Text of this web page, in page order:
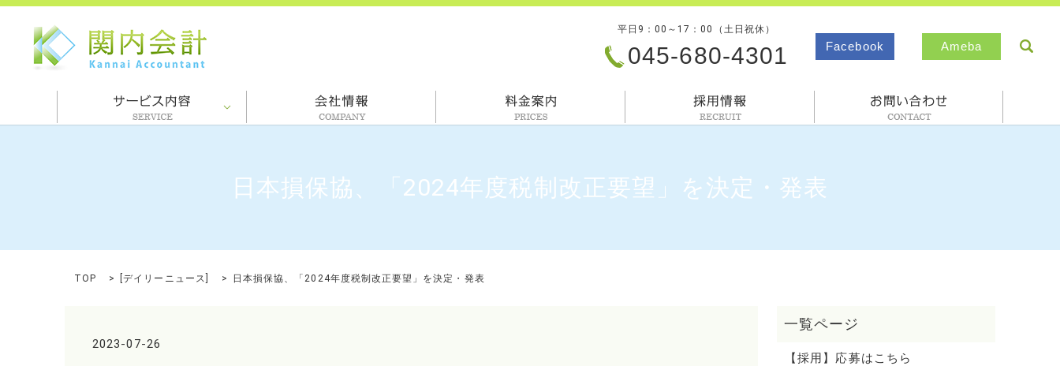
平日9：00～17：00（土日祝休）
045-680-4301 Facebook Ameba
日本損保協、「2024年度税制改正要望」を決定・発表
TOP [デイリーニュース 日本損保協、「2024年度税制改正要望」を決定・発表
2023-07-26
【採用】応募はこちら